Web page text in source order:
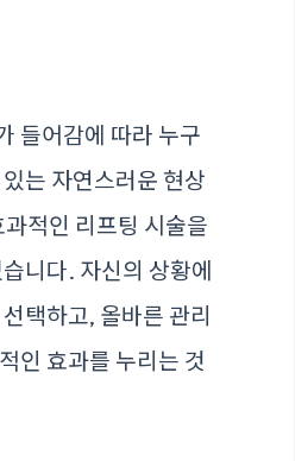
들어감에 따라 누구
는 자연스러운 현상
적인 리프팅 시술을
니다. 자신의 상황에
택하고, 올바른 관리
인 효과를 누리는 것